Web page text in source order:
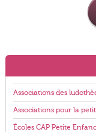
Associations des
Associations pour la
Écoles CAP Petite